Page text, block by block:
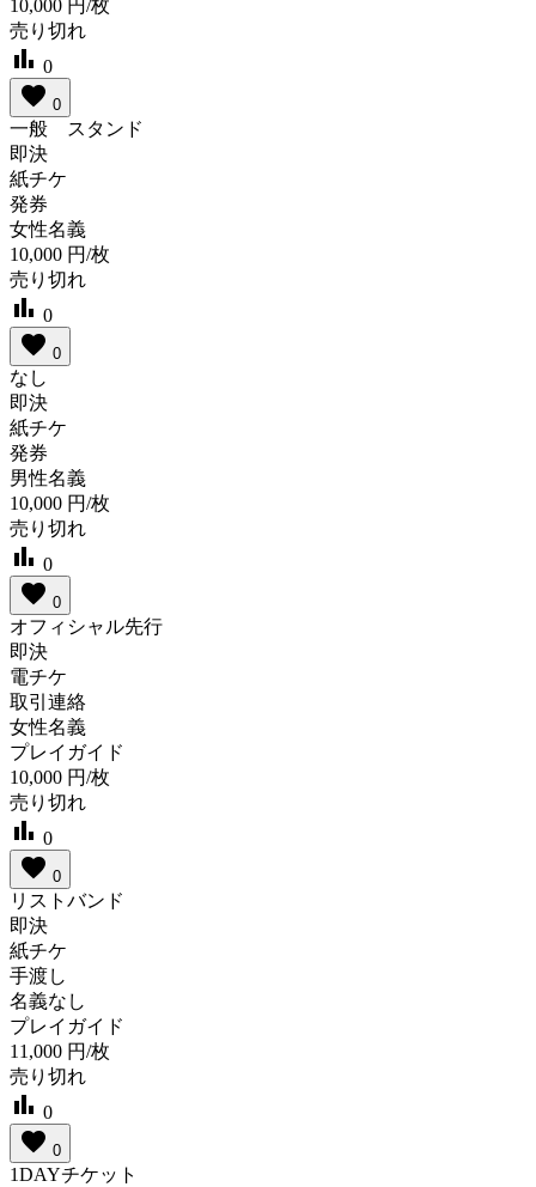
10,000 円/枚
売り切れ
bar_chart 0
favorite 0
一般 スタンド
即決
紙チケ
発券
女性名義
10,000 円/枚
売り切れ
bar_chart 0
favorite 0
なし
即決
紙チケ
発券
男性名義
10,000 円/枚
売り切れ
bar_chart 0
favorite 0
オフィシャル先行
即決
電チケ
取引連絡
女性名義
プレイガイド
10,000 円/枚
売り切れ
bar_chart 0
favorite 0
リストバンド
即決
紙チケ
手渡し
名義なし
プレイガイド
11,000 円/枚
売り切れ
bar_chart 0
favorite 0
1DAYチケット